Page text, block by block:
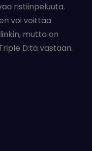
ristiinpeluuta.
voi voittaa
mutta on
D:tä vastaan.